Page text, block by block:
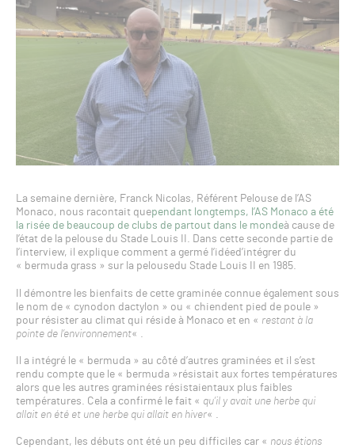
La semaine dernière, Franck Nicolas, Référent Pelouse de l’AS
Monaco, nous racontait quependant longtemps, l’AS Monaco a été
la risée de beaucoup de clubs de partout dans le mondeà cause de
l’état de la pelouse du Stade Louis II. Dans cette seconde partie de
l’interview, il explique comment a germé l’idéed’intégrer du
« bermuda grass » sur la pelousedu Stade Louis II en 1985.
Il démontre les bienfaits de cette graminée connue également sous
le nom de « cynodon dactylon » ou « chiendent pied de poule »
pour résister au climat qui réside à Monaco et en « restant à la
pointe de l’environnement« .
Il a intégré le « bermuda » au côté d’autres graminées et il s’est
rendu compte que le « bermuda »résistait aux fortes températures
alors que les autres graminées résistaientaux plus faibles
températures. Cela a confirmé le fait « qu’il y avait une herbe qui
allait en été et une herbe qui allait en hiver« .
Cependant, les débuts ont été un peu difficiles car « nous étions